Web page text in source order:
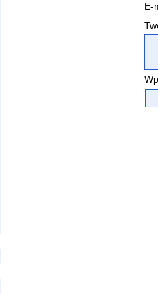
E-